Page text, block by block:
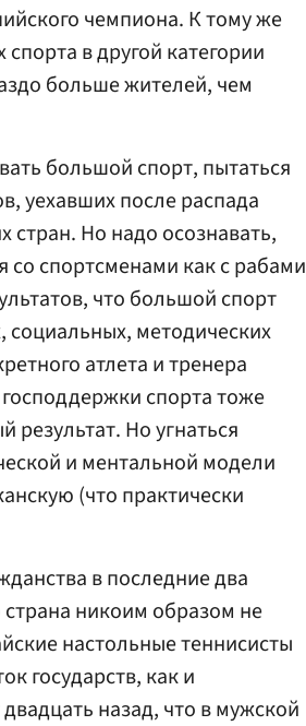
чемпиона. К тому же
в другой категории
больше жителей, чем
большой спорт, пытаться
уехавших после распада
стран. Но надо осознавать,
со спортсменами как с рабами
что большой спорт
социальных, методических
атлета и тренера
спорта тоже
Но угнаться
и ментальной модели
(что практически
в последние два
страна никоим образом не
настольные теннисисты
государств, как и
назад, что в мужской